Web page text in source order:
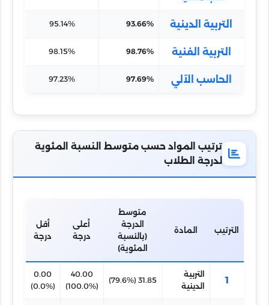
التربية الدينية 93.66%
95.14%
التربية الفنية 98.76%
98.15%
الحاسب الآلي 97.69%
97.23%
ترتيب المواد حسب متوسط النسبة المئوية
لدرجة الطلاب
الترتيب المادة
متوسط
الدرجة
(بالنسبة
المئوية)
أعلى
درجة
أقل
درجة
1
التربية
الدينية
31.85 (79.6%)
40.00
(100.0%)
0.00
(0.0%)